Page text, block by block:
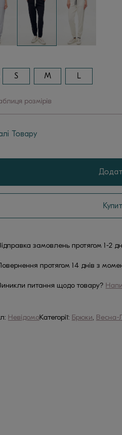
S M L
розмірів
Товару
замовлень протягом 1-2
протягом 14 днів з
питання щодо товару?
НевідомоКатегорії: Брюки, Весна-